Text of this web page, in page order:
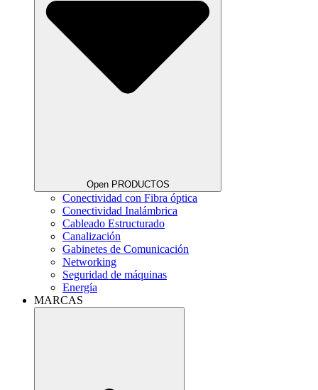
Open PRODUCTOS
Conectividad con Fibra óptica
Conectividad Inalámbrica
Cableado Estructurado
Canalización
Gabinetes de Comunicación
Networking
Seguridad de máquinas
Energía
MARCAS